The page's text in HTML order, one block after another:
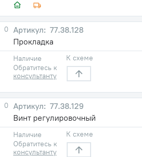
0
77.38.128
Прокладка
Наличие
Обратитесь к
консультанту
К схеме
0
77.38.129
Винт регулировочный
Наличие
Обратитесь к
консультанту
К схеме